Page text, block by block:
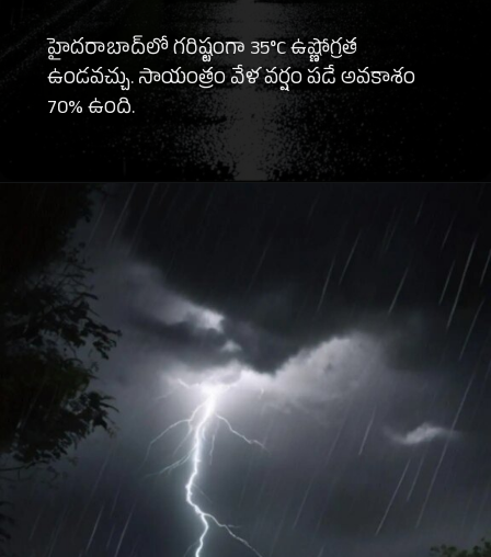
హైదరాబాద్‌లో గరిష్టంగా 35°C ఉష్ణోగ్రత
ఉండవచ్చు. సాయంత్రం వేళ వర్షం పడే అవకాశం
70% ఉంది.